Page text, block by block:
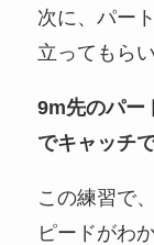
次に、パー
立ってもらい
9m先のパー
でキャッチ
この練習で
ピードがわ